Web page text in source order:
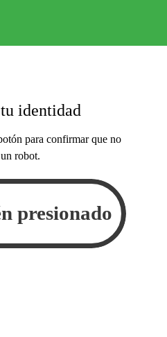
identidad
para confirmar que no
robot.